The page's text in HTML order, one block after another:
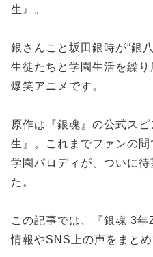
生』。
銀さんこと坂田銀時が“銀
生徒たちと学園生活を繰
爆笑アニメです。
原作は『銀魂』の公式ス
生』。これまでファンの
学園パロディが、ついに
た。
この記事では、『銀魂 3
情報やSNS上の声をまとめ